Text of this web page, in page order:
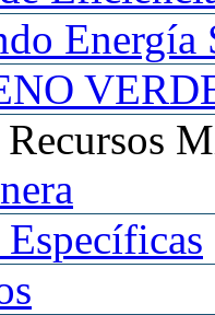
Energía
Recursos
Específicas